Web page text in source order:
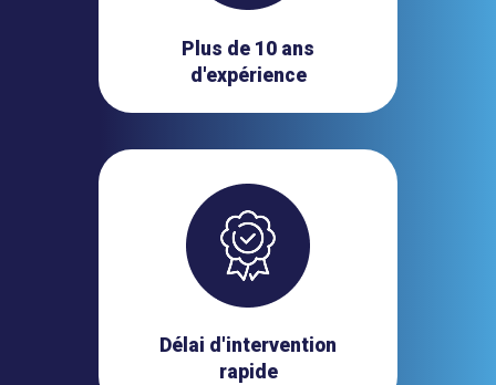
Plus de 10 ans
d'expérience
Délai d'intervention
rapide